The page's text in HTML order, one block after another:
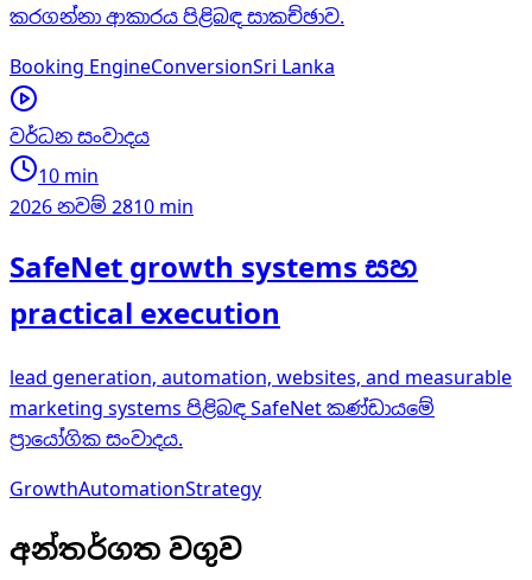
කරගන්නා ආකාරය පිළිබඳ සාකච්ඡාව.
Booking EngineConversionSri Lanka
වර්ධන සංවාදය
10 min
2026 නවම් 2810 min
SafeNet growth systems සහ
practical execution
lead generation, automation, websites, and measurable
marketing systems පිළිබඳ SafeNet කණ්ඩායමේ
ප්‍රායෝගික සංවාදය.
GrowthAutomationStrategy
අන්තර්ගත වගුව